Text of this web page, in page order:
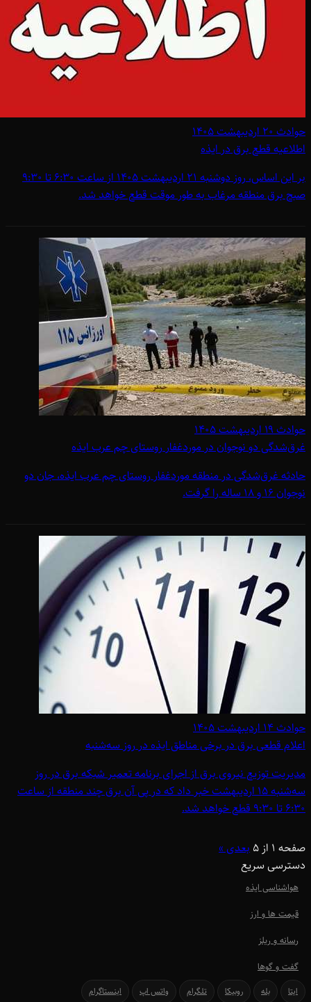
حوادث۲۰ اردیبهشت ۱۴۰۵
اطلاعیه قطع برق در ایذه
بر این اساس، روز دوشنبه 21 اردیبهشت 1405 از ساعت 6:30 تا 9:30
صبح برق منطقه مرغاب به طور موقت قطع خواهد شد.
حوادث۱۹ اردیبهشت ۱۴۰۵
غرق‌شدگی دو نوجوان در موردغفار روستای چم عرب ایذه
حادثه غرق‌شدگی در منطقه موردغفار روستای چم عرب ایذه، جان دو
نوجوان 16 و 18 ساله را گرفت.
حوادث۱۴ اردیبهشت ۱۴۰۵
اعلام قطعی برق در برخی مناطق ایذه در روز سه‌شنبه
مدیریت توزیع نیروی برق از اجرای برنامه تعمیر شبکه برق در روز
سه‌شنبه 15 اردیبهشت خبر داد که در پی آن برق چند منطقه از ساعت
6:30 تا 9:30 قطع خواهد شد.
صفحه 1 از 5
بعدی »
دسترسی سریع
هواشناسی ایذه
قیمت ها و ارز
رسانه و ریلز
گفت و گوها
ایتا بله روبیکا تلگرام واتس اپ اینستاگرام